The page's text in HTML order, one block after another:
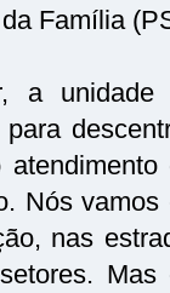
Família
a
Nós
nas